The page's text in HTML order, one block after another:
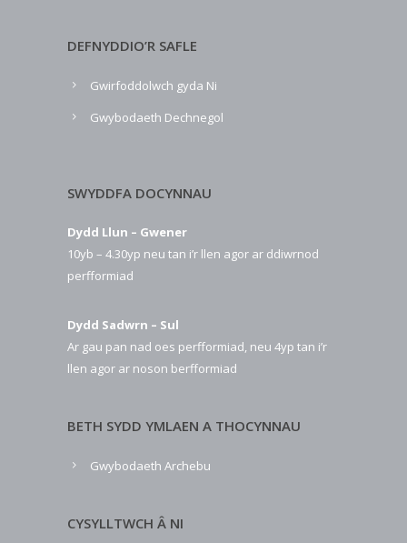
DEFNYDDIO’R SAFLE
Gwirfoddolwch gyda Ni
Gwybodaeth Dechnegol
SWYDDFA DOCYNNAU
Dydd Llun – Gwener
10yb – 4.30yp neu tan i’r llen agor ar ddiwrnod
perfformiad
Dydd Sadwrn – Sul
Ar gau pan nad oes perfformiad, neu 4yp tan i’r
llen agor ar noson berfformiad
BETH SYDD YMLAEN A THOCYNNAU
Gwybodaeth Archebu
CYSYLLTWCH Â NI